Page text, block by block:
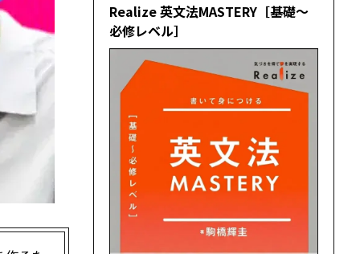
Realize 英文法MASTERY［基礎～
必修レベル］